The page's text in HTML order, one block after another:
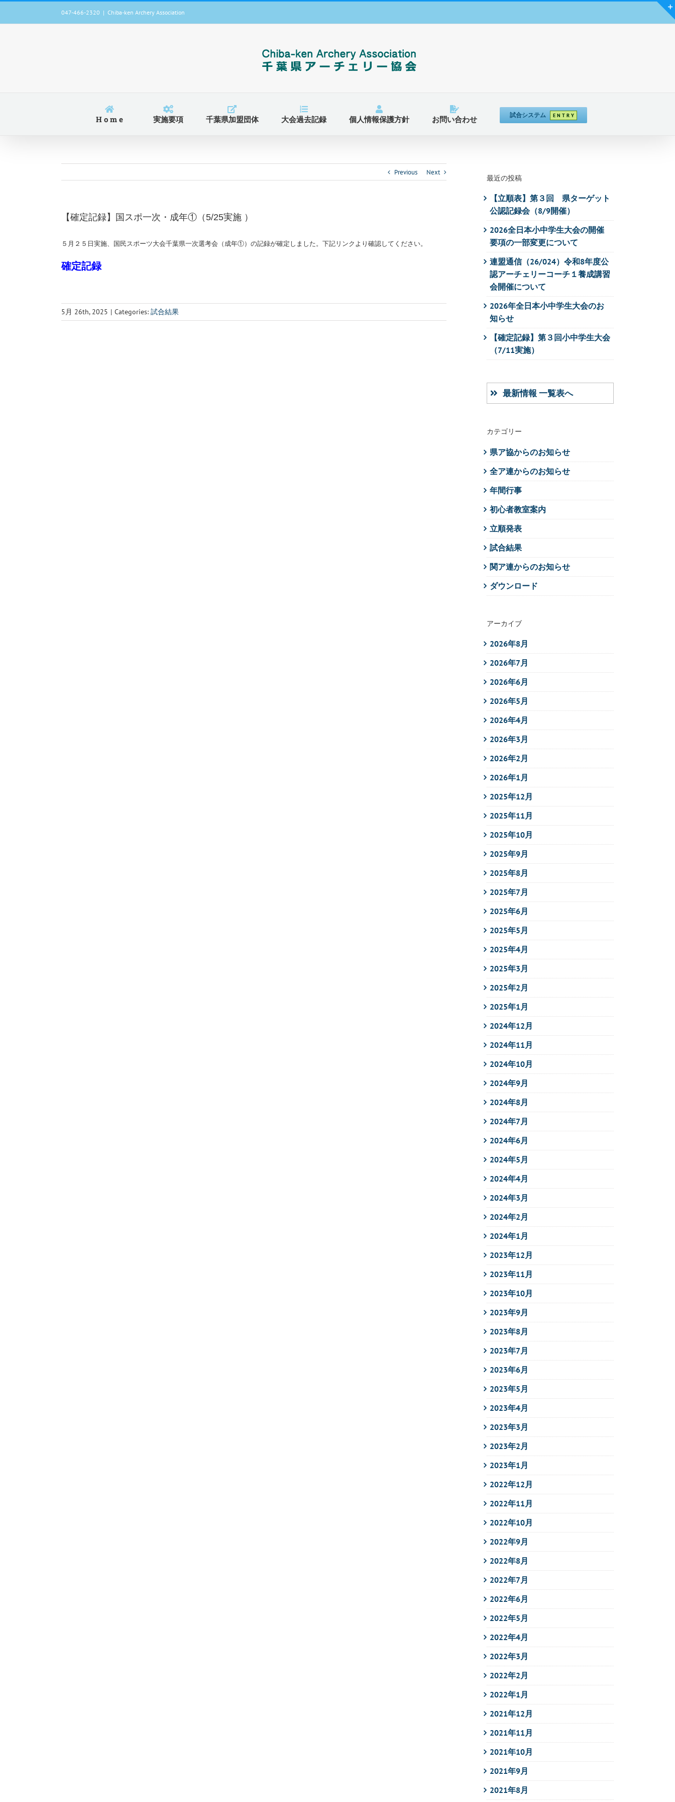
047-466-2320 | Chiba-ken Archery Association
H o m e 実施要項 千葉県加盟団体 大会過去記録 個人情報保護方針 お問い合わせ 試合システム E N T R Y
Previous Next
【確定記録】国スポ一次・成年①（5/25実施 ）
５月２５日実施、国民スポーツ大会千葉県一次選考会（成年①）の記録が確定しました。下記リンクより確認してください。
確定記録
5月 26th, 2025 | Categories: 試合結果
最近の投稿
【立順表】第３回 県ターゲット
公認記録会（8/9開催）
2026全日本小中学生大会の開催
要項の一部変更について
連盟通信（26/024）令和8年度公
認アーチェリーコーチ１養成講習
会開催について
2026年全日本小中学生大会のお
知らせ
【確定記録】第３回小中学生大会
（7/11実施）
最新情報 一覧表へ
カテゴリー
県ア協からのお知らせ
全ア連からのお知らせ
年間行事
初心者教室案内
立順発表
試合結果
関ア連からのお知らせ
ダウンロード
アーカイブ
2026年8月
2026年7月
2026年6月
2026年5月
2026年4月
2026年3月
2026年2月
2026年1月
2025年12月
2025年11月
2025年10月
2025年9月
2025年8月
2025年7月
2025年6月
2025年5月
2025年4月
2025年3月
2025年2月
2025年1月
2024年12月
2024年11月
2024年10月
2024年9月
2024年8月
2024年7月
2024年6月
2024年5月
2024年4月
2024年3月
2024年2月
2024年1月
2023年12月
2023年11月
2023年10月
2023年9月
2023年8月
2023年7月
2023年6月
2023年5月
2023年4月
2023年3月
2023年2月
2023年1月
2022年12月
2022年11月
2022年10月
2022年9月
2022年8月
2022年7月
2022年6月
2022年5月
2022年4月
2022年3月
2022年2月
2022年1月
2021年12月
2021年11月
2021年10月
2021年9月
2021年8月